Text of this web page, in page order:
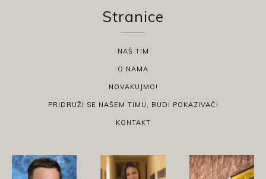
Stranice
NAŠ TIM
O NAMA
NOVAKUJMO!
PRIDRUŽI SE NAŠEM TIMU, BUDI POKAZIVAČ!
KONTAKT